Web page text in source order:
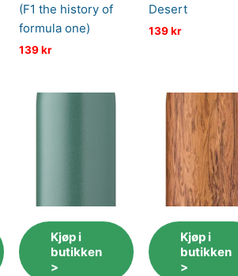
(F1 the history of
formula one)
139kr
Desert
139kr
Kjøp i
butikken
>
Kjøp i
butikken
>